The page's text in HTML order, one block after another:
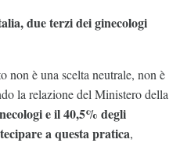
due terzi dei ginecologi
non è una scelta neutrale, non è
la relazione del Ministero della
e il 40,5% degli
a questa pratica,